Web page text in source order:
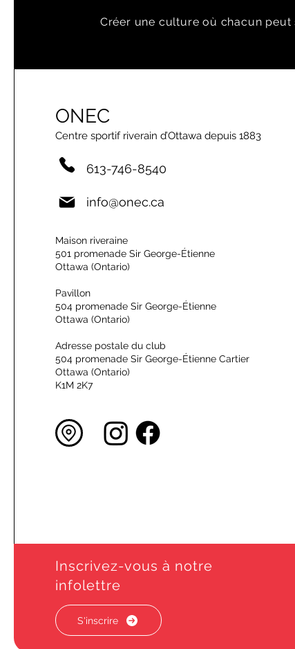
Créer une culture où chacun peut
ONEC
Centre sportif riverain d’Ottawa depuis 1883
613-746-8540
info@onec.ca
Maison riveraine
501 promenade Sir George-Étienne
Ottawa (Ontario)
Pavillon
504 promenade Sir George-Étienne
Ottawa (Ontario)
Adresse postale du club
504 promenade Sir George-Étienne Cartier
Ottawa (Ontario)
K1M 2K7
Inscrivez-vous à notre
infolettre
S'inscrire